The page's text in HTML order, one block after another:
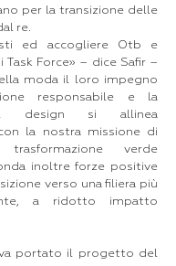
per la transizione delle
re.
ed accogliere Otb e
Task Force» – dice Safir –
moda il loro impegno
responsabile e la
design si allinea
la nostra missione di
verde
inoltre forze positive
verso una filiera più
a ridotto impatto
portato il progetto del